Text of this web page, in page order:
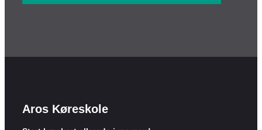
Aros Køreskole